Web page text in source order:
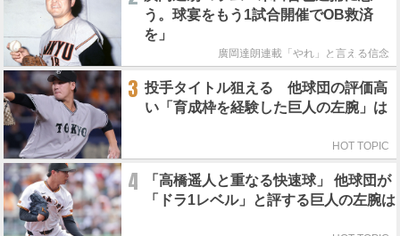
う。球宴をもう1試合開催でOB救済
を」
廣岡達朗連載「やれ」と言える信念
3 投手タイトル狙える 他球団の評価高
い「育成枠を経験した巨人の左腕」は
HOT TOPIC
4
「高橋遥人と重なる快速球」 他球団が
「ドラ1レベル」と評する巨人の左腕は